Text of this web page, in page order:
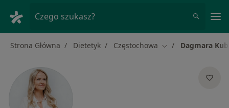
Czego szukasz?
Strona Główna Dietetyk Częstochowa Zmień miasto
Dagmara